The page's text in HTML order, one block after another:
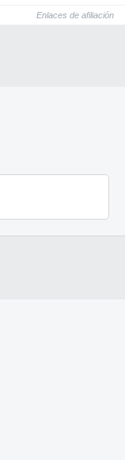
Enlaces de afiliación